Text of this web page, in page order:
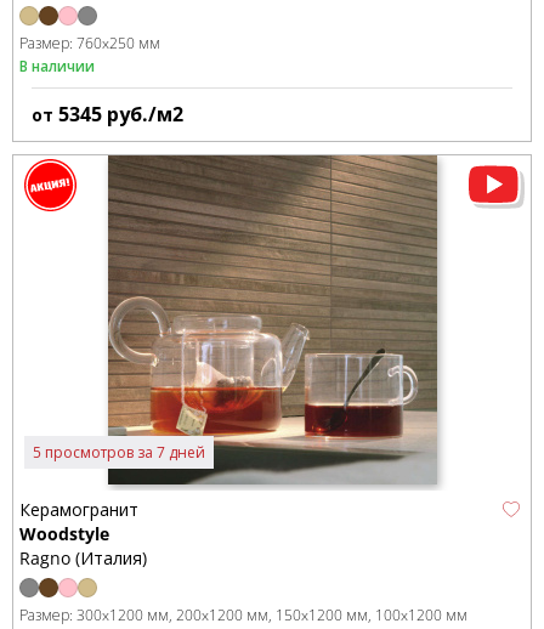
Размер: 760x250 мм
В наличии
от 5345 руб./м2
5 просмотров за 7 дней
Керамогранит
Woodstyle
Ragno (Италия)
Размер: 300x1200 мм 200x1200 мм 150x1200 мм 100x1200 мм